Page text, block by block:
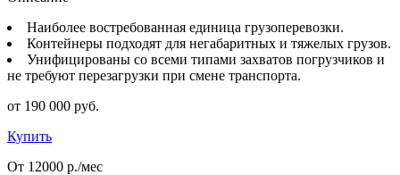
Наиболее востребованная единица грузоперевозки.
Контейнеры подходят для негабаритных и тяжелых грузов.
Унифицированы со всеми типами захватов погрузчиков и
не требуют перезагрузки при смене транспорта.
от 190 000 руб.
Купить
От 12000 р./мес